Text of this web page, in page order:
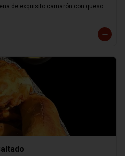
de exquisito camarón con queso.